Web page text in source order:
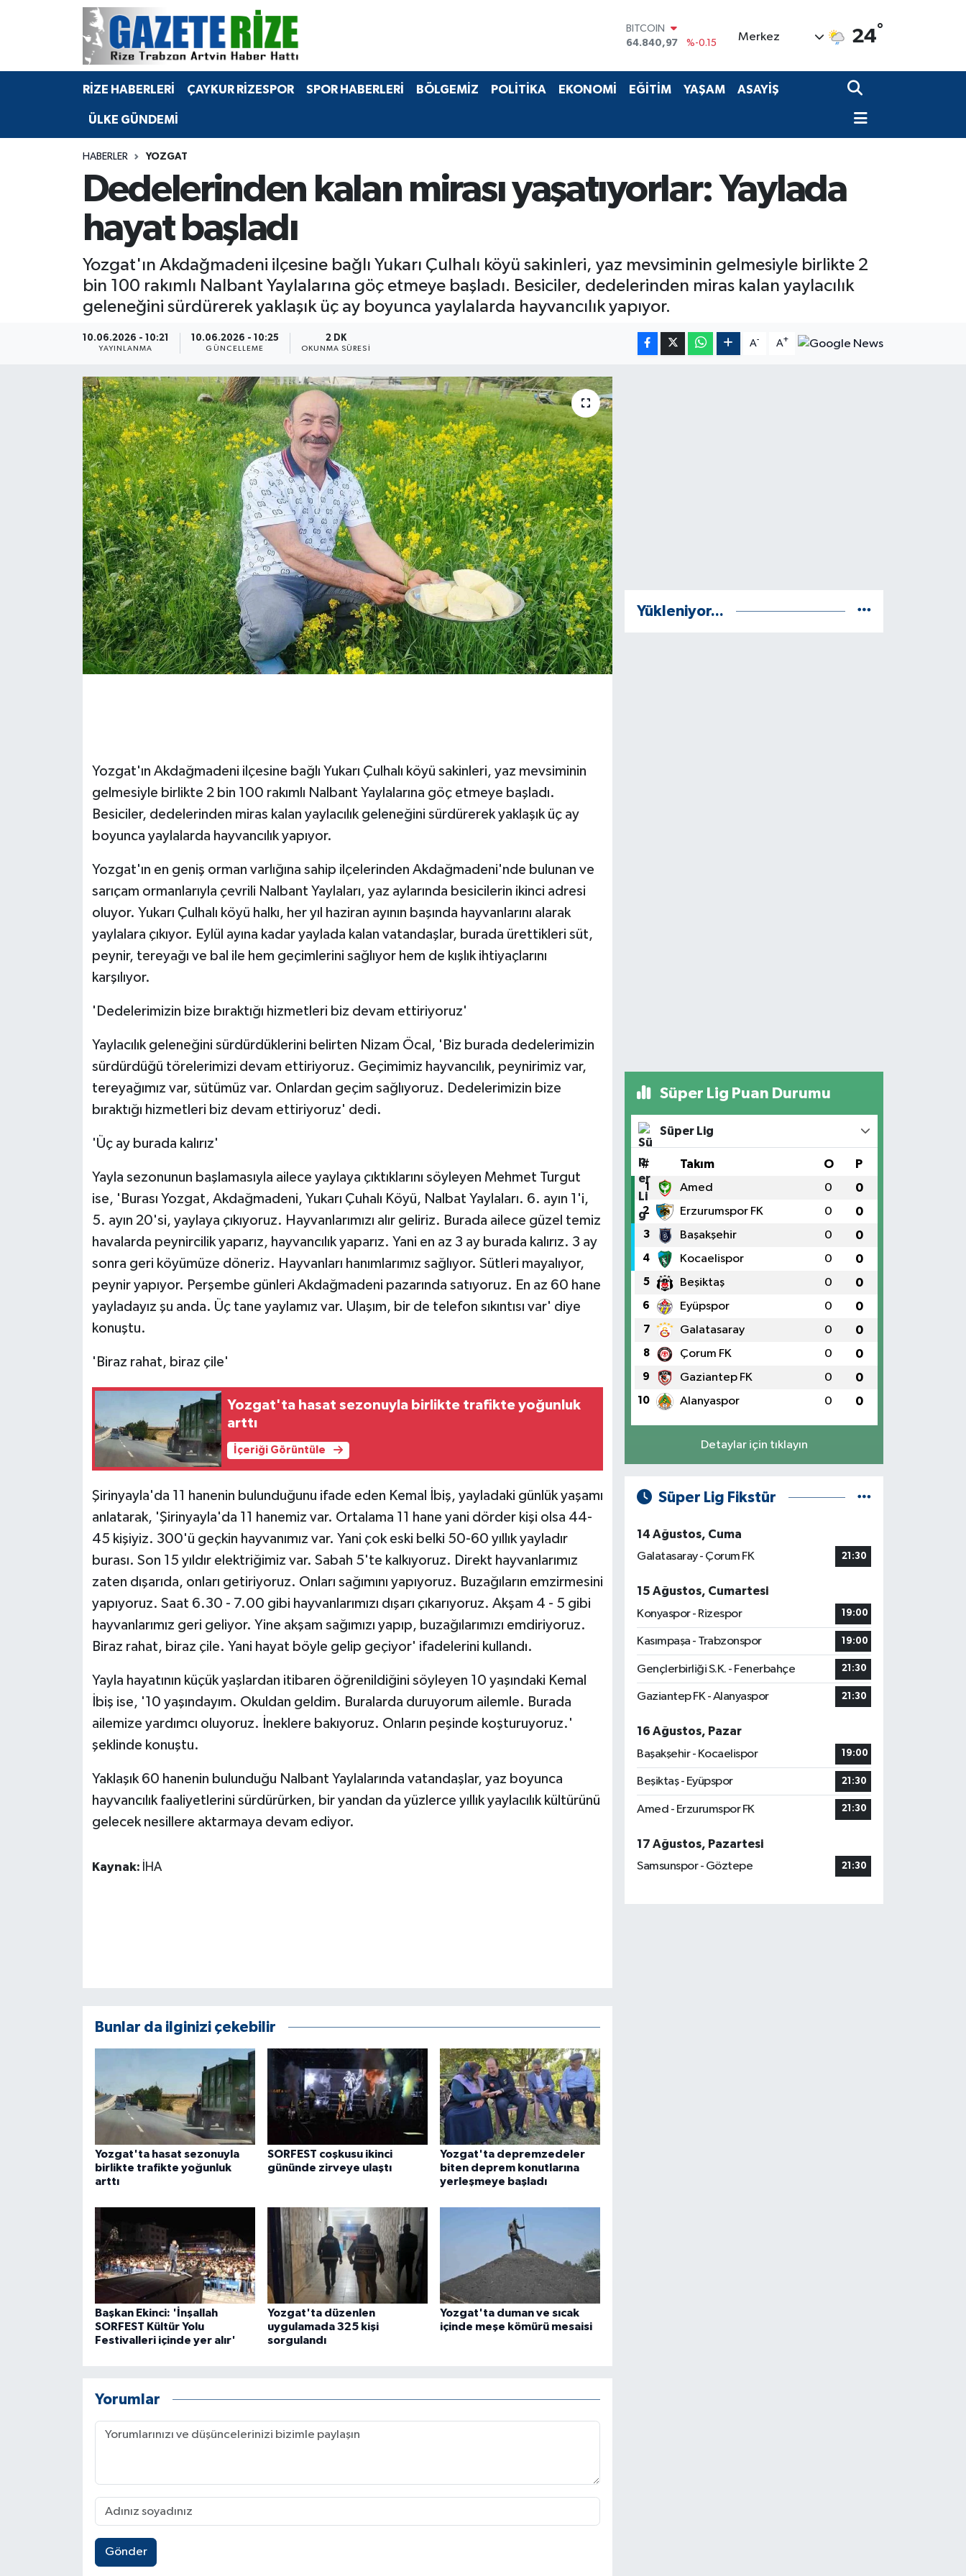
DOLAR
47,7436
%0.18
55,2510
%0.32
STERLİN
64.840,97
%-0.15
Merkez 24°
RİZE HABERLERİ ÇAYKUR RİZESPOR SPOR HABERLERİ BÖLGEMİZ POLİTİKA EKONOMİ EĞİTİM YAŞAM ASAYİŞ
ÜLKE GÜNDEMİ
HABERLER YOZGAT
Dedelerinden kalan mirası yaşatıyorlar: Yaylada
hayat başladı
Yozgat'ın Akdağmadeni ilçesine bağlı Yukarı Çulhalı köyü sakinleri, yaz mevsiminin gelmesiyle birlikte 2
bin 100 rakımlı Nalbant Yaylalarına göç etmeye başladı. Besiciler, dedelerinden miras kalan yaylacılık
geleneğini sürdürerek yaklaşık üç ay boyunca yaylalarda hayvancılık yapıyor.
10.06.2026 - 10:21
YAYINLANMA
10.06.2026 - 10:25
GÜNCELLEME
2 DK
OKUNMA SÜRESI
A- A+
Yozgat'ın Akdağmadeni ilçesine bağlı Yukarı Çulhalı köyü sakinleri, yaz mevsiminin
gelmesiyle birlikte 2 bin 100 rakımlı Nalbant Yaylalarına göç etmeye başladı.
Besiciler, dedelerinden miras kalan yaylacılık geleneğini sürdürerek yaklaşık üç ay
boyunca yaylalarda hayvancılık yapıyor.
Yozgat'ın en geniş orman varlığına sahip ilçelerinden Akdağmadeni'nde bulunan ve
sarıçam ormanlarıyla çevrili Nalbant Yaylaları, yaz aylarında besicilerin ikinci adresi
oluyor. Yukarı Çulhalı köyü halkı, her yıl haziran ayının başında hayvanlarını alarak
yaylalara çıkıyor. Eylül ayına kadar yaylada kalan vatandaşlar, burada ürettikleri süt,
peynir, tereyağı ve bal ile hem geçimlerini sağlıyor hem de kışlık ihtiyaçlarını
karşılıyor.
'Dedelerimizin bize bıraktığı hizmetleri biz devam ettiriyoruz'
Yaylacılık geleneğini sürdürdüklerini belirten Nizam Öcal, 'Biz burada dedelerimizin
sürdürdüğü törelerimizi devam ettiriyoruz. Geçimimiz hayvancılık, peynirimiz var,
tereyağımız var, sütümüz var. Onlardan geçim sağlıyoruz. Dedelerimizin bize
bıraktığı hizmetleri biz devam ettiriyoruz' dedi.
'Üç ay burada kalırız'
Yayla sezonunun başlamasıyla ailece yaylaya çıktıklarını söyleyen Mehmet Turgut
ise, 'Burası Yozgat, Akdağmadeni, Yukarı Çuhalı Köyü, Nalbat Yaylaları. 6. ayın 1'i,
5. ayın 20'si, yaylaya çıkıyoruz. Hayvanlarımızı alır geliriz. Burada ailece güzel temiz
havalarda peynircilik yaparız, hayvancılık yaparız. Yani en az 3 ay burada kalırız. 3 ay
sonra geri köyümüze döneriz. Hayvanları hanımlarımız sağlıyor. Sütleri mayalıyor,
peynir yapıyor. Perşembe günleri Akdağmadeni pazarında satıyoruz. En az 60 hane
yayladayız şu anda. Üç tane yaylamız var. Ulaşım, bir de telefon sıkıntısı var' diye
konuştu.
'Biraz rahat, biraz çile'
Yozgat'ta hasat sezonuyla birlikte trafikte yoğunluk
arttı
İçeriği Görüntüle
Şirinyayla'da 11 hanenin bulunduğunu ifade eden Kemal İbiş, yayladaki günlük yaşamı
anlatarak, 'Şirinyayla'da 11 hanemiz var. Ortalama 11 hane yani dörder kişi olsa 44-
45 kişiyiz. 300'ü geçkin hayvanımız var. Yani çok eski belki 50-60 yıllık yayladır
burası. Son 15 yıldır elektriğimiz var. Sabah 5'te kalkıyoruz. Direkt hayvanlarımız
zaten dışarıda, onları getiriyoruz. Onları sağımını yapıyoruz. Buzağıların emzirmesini
yapıyoruz. Saat 6.30 - 7.00 gibi hayvanlarımızı dışarı çıkarıyoruz. Akşam 4 - 5 gibi
hayvanlarımız geri geliyor. Yine akşam sağımızı yapıp, buzağılarımızı emdiriyoruz.
Biraz rahat, biraz çile. Yani hayat böyle gelip geçiyor' ifadelerini kullandı.
Yayla hayatının küçük yaşlardan itibaren öğrenildiğini söyleyen 10 yaşındaki Kemal
İbiş ise, '10 yaşındayım. Okuldan geldim. Buralarda duruyorum ailemle. Burada
ailemize yardımcı oluyoruz. İneklere bakıyoruz. Onların peşinde koşturuyoruz.'
şeklinde konuştu.
Yaklaşık 60 hanenin bulunduğu Nalbant Yaylalarında vatandaşlar, yaz boyunca
hayvancılık faaliyetlerini sürdürürken, bir yandan da yüzlerce yıllık yaylacılık kültürünü
gelecek nesillere aktarmaya devam ediyor.
Kaynak: İHA
Bunlar da ilginizi çekebilir
Yozgat'ta hasat sezonuyla
birlikte trafikte yoğunluk
arttı
SORFEST coşkusu ikinci
gününde zirveye ulaştı
Yozgat'ta depremzedeler
biten deprem konutlarına
yerleşmeye başladı
Başkan Ekinci: 'İnşallah
SORFEST Kültür Yolu
Festivalleri içinde yer alır'
Yozgat'ta düzenlen
uygulamada 325 kişi
sorgulandı
Yozgat'ta duman ve sıcak
içinde meşe kömürü mesaisi
Yorumlar
Gönder
Yükleniyor...
Süper Lig Puan Durumu
Süper Lig
# Takım O P
1 Amed 0 0
2 Erzurumspor FK 0 0
3 Başakşehir 0 0
4 Kocaelispor 0 0
5 Beşiktaş 0 0
6 Eyüpspor 0 0
7 Galatasaray 0 0
8 Çorum FK 0 0
9 Gaziantep FK 0 0
10 Alanyaspor 0 0
Detaylar için tıklayın
Süper Lig Fikstür
14 Ağustos, Cuma
Galatasaray - Çorum FK
21:30
15 Ağustos, Cumartesi
Konyaspor - Rizespor
19:00
Kasımpaşa - Trabzonspor 19:00
Gençlerbirliği S.K. - Fenerbahçe 21:30
Gaziantep FK - Alanyaspor 21:30
16 Ağustos, Pazar
Başakşehir - Kocaelispor
19:00
Beşiktaş - Eyüpspor 21:30
Amed - Erzurumspor FK 21:30
17 Ağustos, Pazartesi
Samsunspor - Göztepe
21:30
BÖLGEMİZ
Bilim Teknoloji
Advertising news
Canlı Maç
Dış Haberler
EĞİTİM
EKONOMİ
English News
Flaş Haber
Gayrimenkul
HABERDE İNSAN
Jandarma
KÜLTÜR SANAT
MAGAZİN
Otomobil
POLİTİKA
SPOR HABERLERİ
TEKNOLOJİ
ÜLKE GÜNDEMİ
Merkez Nöbetçi Eczaneler
Merkez Hava Durumu
Merkez Trafik Yoğunluk Haritası
Tüm Manşetler
Son Dakika Haberleri
Haber Arşivi